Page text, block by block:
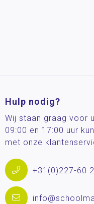
Hulp nodig?
Wij staan graag voor
09:00 en 17:00 uur
met onze
+31(0)227-60